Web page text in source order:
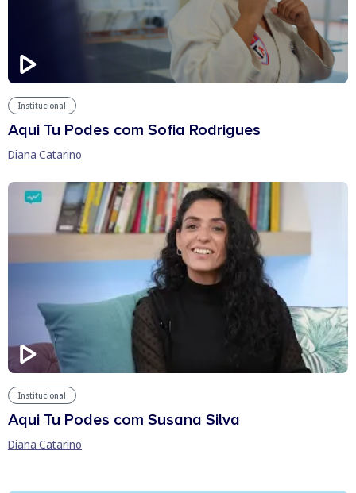
Institucional
Aqui Tu Podes com Sofia Rodrigues
Diana Catarino
Institucional
Aqui Tu Podes com Susana Silva
Diana Catarino